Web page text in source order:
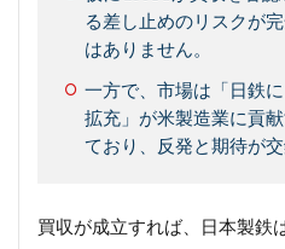
る差し止めのリスクが
はありません。
一方で、市場は「日鉄
拡充」が米製造業に貢
ており、反発と期待が交
買収が成立すれば、日本製鉄